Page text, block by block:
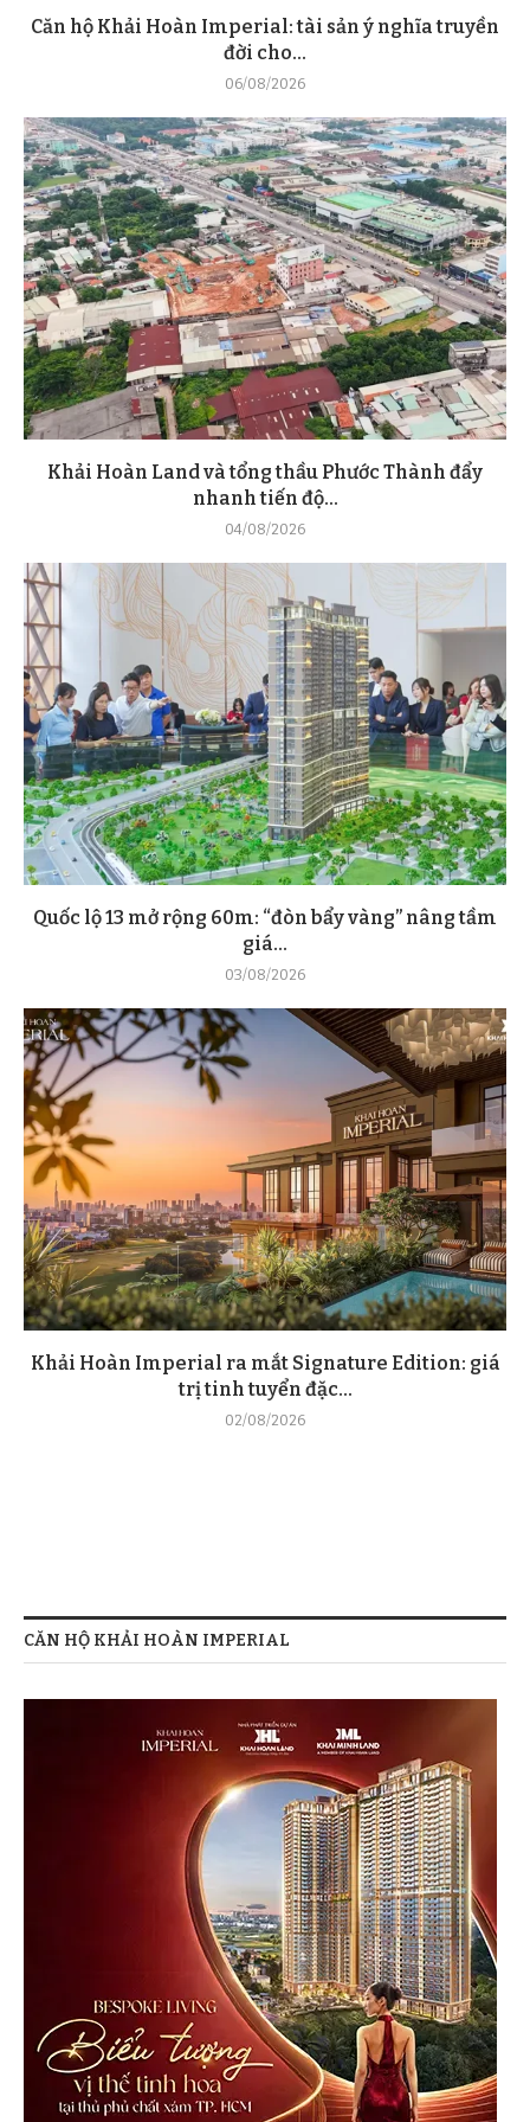
Căn hộ Khải Hoàn Imperial: tài sản ý nghĩa truyền
đời cho...
06/08/2026
Khải Hoàn Land và tổng thầu Phước Thành đẩy
nhanh tiến độ...
04/08/2026
Quốc lộ 13 mở rộng 60m: “đòn bẩy vàng” nâng tầm
giá...
03/08/2026
Khải Hoàn Imperial ra mắt Signature Edition: giá
trị tinh tuyển đặc...
02/08/2026
CĂN HỘ KHẢI HOÀN IMPERIAL